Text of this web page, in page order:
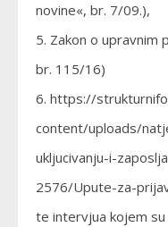
novine«, br. 7/09.),
5. Zakon o upravnim
br. 115/16)
6. https://
content/uploads/
ukljucivanju-i-
2576/Upute-za-
te intervjua kojem